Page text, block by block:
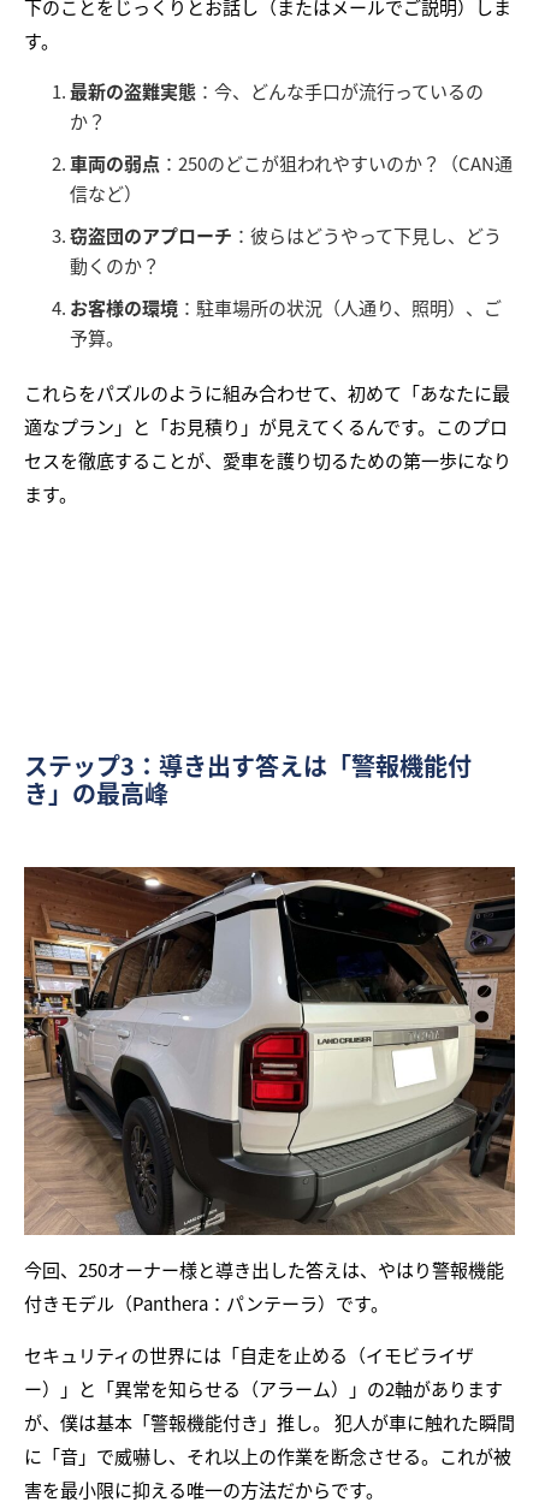
下のことをじっくりとお話し（またはメールでご説明）しま
す。
最新の盗難実態 ：今、どんな手口が流行っているの
か？
車両の弱点 ：250のどこが狙われやすいのか？（CAN通
信など）
窃盗団のアプローチ ：彼らはどうやって下見し、どう
動くのか？
お客様の環境 ：駐車場所の状況（人通り、照明）、ご
予算。
これらをパズルのように組み合わせて、初めて「あなたに最
適なプラン」と「お見積り」が見えてくるんです。このプロ
セスを徹底することが、愛車を護り切るための第一歩になり
ます。
ステップ3：導き出す答えは「警報機能付
き」の最高峰
今回、250オーナー様と導き出した答えは、やはり警報機能
付きモデル（Panthera：パンテーラ）です。
セキュリティの世界には「自走を止める（イモビライザ
ー）」と「異常を知らせる（アラーム）」の2軸があります
が、僕は基本「警報機能付き」推し。 犯人が車に触れた瞬間
に「音」で威嚇し、それ以上の作業を断念させる。これが被
害を最小限に抑える唯一の方法だからです。